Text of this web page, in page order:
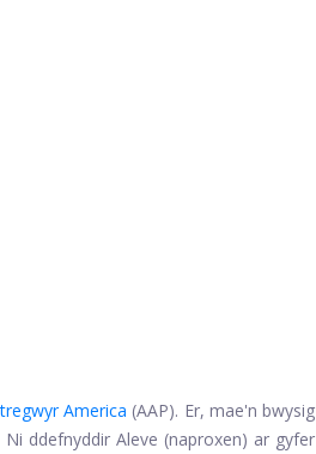
America (AAP). Er, mae'n bwysig
ddefnyddir Aleve (naproxen) ar gyfer